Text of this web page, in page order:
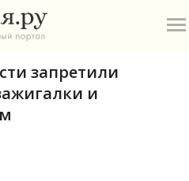
запретили
и